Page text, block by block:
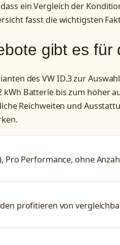
ein Vergleich der
fasst die wichtigsten
gibt es für
des VW ID.3 zur
Batterie bis zum höher
Reichweiten und
Pro Performance, ohne
profitieren von